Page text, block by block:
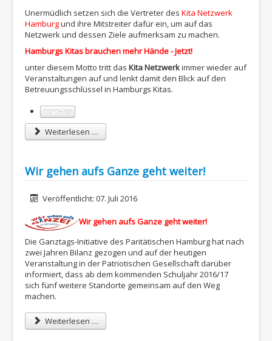
Unermüdlich setzen sich die Vertreter des Kita Netzwerk
Hamburgund ihre Mitstreiter dafür ein, um auf das
Netzwerk und dessen Ziele aufmerksam zu machen.
Hamburgs Kitas brauchen mehr Hände - Jetzt!
unter diesem Motto tritt das Kita Netzwerkimmer wieder auf
Veranstaltungen auf und lenkt damit den Blick auf den
Betreuungsschlüssel in Hamburgs Kitas.
news-lea
Weiterlesen …
Wir gehen aufs Ganze geht weiter!
DetailsVeröffentlicht: 07. Juli 2016
Wir gehen aufs Ganze geht weiter!
Die Ganztags-Initiative des Paritätischen Hamburg hat nach
zwei Jahren Bilanz gezogen und auf der heutigen
Veranstaltung in der Patriotischen Gesellschaft darüber
informiert, dass ab dem kommenden Schuljahr 2016/17
sich fünf weitere Standorte gemeinsam auf den Weg
machen.
Weiterlesen …